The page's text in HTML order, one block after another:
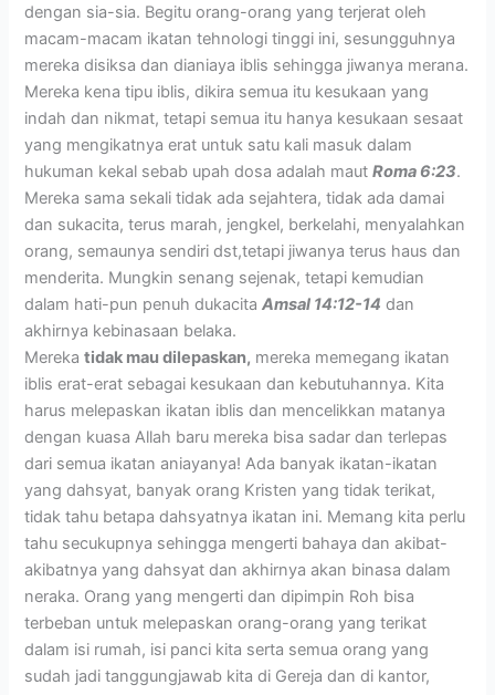
dengan sia-sia. Begitu orang-orang yang terjerat oleh
macam-macam ikatan tehnologi tinggi ini, sesungguhnya
mereka disiksa dan dianiaya iblis sehingga jiwanya merana.
Mereka kena tipu iblis, dikira semua itu kesukaan yang
indah dan nikmat, tetapi semua itu hanya kesukaan sesaat
yang mengikatnya erat untuk satu kali masuk dalam
hukuman kekal sebab upah dosa adalah mautRoma 6:23.
Mereka sama sekali tidak ada sejahtera, tidak ada damai
dan sukacita, terus marah, jengkel, berkelahi, menyalahkan
orang, semaunya sendiri dst,tetapi jiwanya terus haus dan
menderita. Mungkin senang sejenak, tetapi kemudian
dalam hati-pun penuh dukacitaAmsal 14:12-14 dan
akhirnya kebinasaan belaka.
Merekatidak mau dilepaskan, mereka memegang ikatan
iblis erat-erat sebagai kesukaan dan kebutuhannya. Kita
harus melepaskan ikatan iblis dan mencelikkan matanya
dengan kuasa Allah baru mereka bisa sadar dan terlepas
dari semua ikatan aniayanya! Ada banyak ikatan-ikatan
yang dahsyat, banyak orang Kristen yang tidak terikat,
tidak tahu betapa dahsyatnya ikatan ini. Memang kita perlu
tahu secukupnya sehingga mengerti bahaya dan akibat-
akibatnya yang dahsyat dan akhirnya akan binasa dalam
neraka. Orang yang mengerti dan dipimpin Roh bisa
terbeban untuk melepaskan orang-orang yang terikat
dalam isi rumah, isi panci kita serta semua orang yang
sudah jadi tanggungjawab kita di Gereja dan di kantor,